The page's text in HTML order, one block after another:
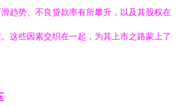
趋势、不良贷款率有所攀升，以及其股权在
这些因素交织在一起，为其上市之路蒙上了